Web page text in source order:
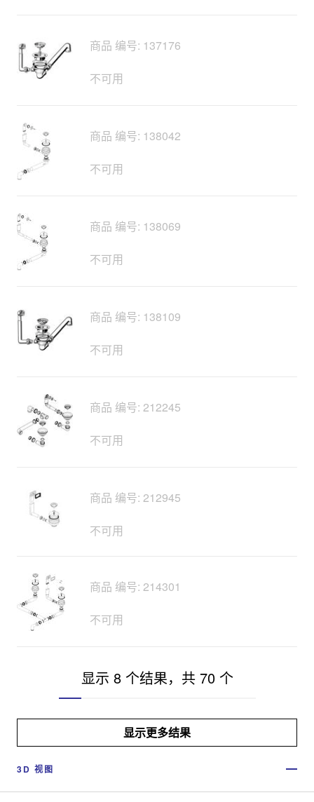
商品 编号: 137176
不可用
商品 编号: 138042
不可用
商品 编号: 138069
不可用
商品 编号: 138109
不可用
商品 编号: 212245
不可用
商品 编号: 212945
不可用
商品 编号: 214301
不可用
显示 8 个结果，共 70 个
显示更多结果
3D 视图